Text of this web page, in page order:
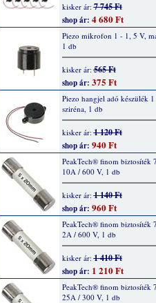
kisker ár:7 745 Ft
shop ár: 4 680 Ft
Piezo mikrofon 1 - 1, 5 V,
1 db
kisker ár:565 Ft
shop ár: 375 Ft
Piezo hangjel adó készülék
sziréna, 1 db
kisker ár:1 120 Ft
shop ár: 940 Ft
PeakTech® finom biztosíték
10A / 600 V, 1 db
kisker ár:1 140 Ft
shop ár: 960 Ft
PeakTech® finom biztosíték
2A / 600 V, 1 db
kisker ár:1 410 Ft
shop ár: 1 210 Ft
PeakTech® finom biztosíték
25A / 300 V, 1 db